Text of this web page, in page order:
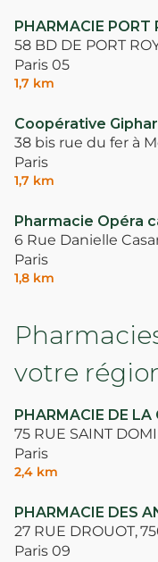
PHARMACIE PORT
58 BD DE PORT
Paris 05
1,7 km
Coopérative Giphar
38 bis rue du fer à
Paris
1,7 km
Pharmacie Opéra
6 Rue Danielle
Paris
1,8 km
votre
PHARMACIE DE
75 RUE SAINT
Paris
2,4 km
PHARMACIE DES
27 RUE DROUOT,
Paris 09